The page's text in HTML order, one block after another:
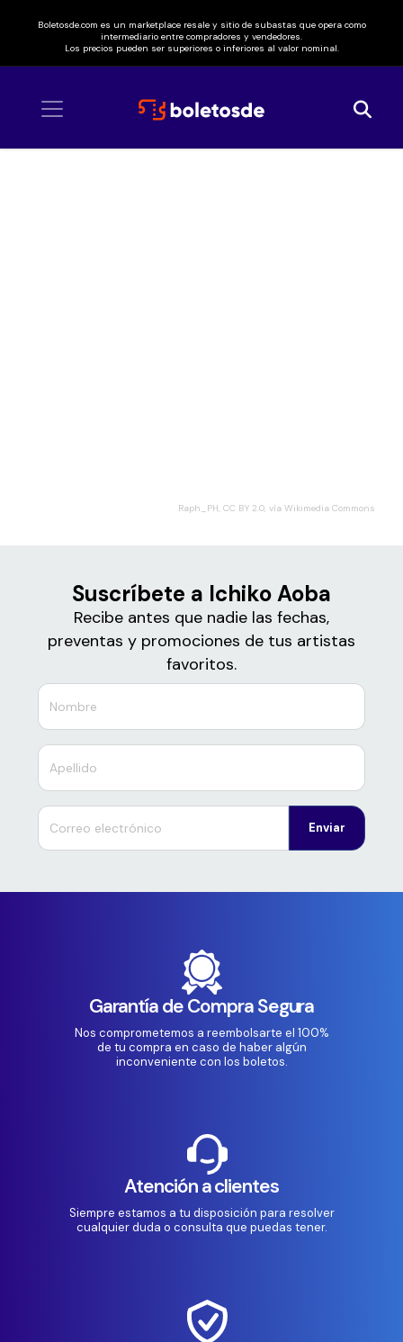
Boletosde.com es un marketplace resale y sitio de subastas que opera como
intermediario entre compradores y vendedores.
Los precios pueden ser superiores o inferiores al valor nominal.
Raph_PH, CC BY 2.0, vía Wikimedia Commons
Suscríbete a Ichiko Aoba
Recibe antes que nadie las fechas,
preventas y promociones de tus artistas
favoritos.
Enviar
Garantía de Compra Segura
Nos comprometemos a reembolsarte el 100%
de tu compra en caso de haber algún
inconveniente con los boletos.
Atención a clientes
Siempre estamos a tu disposición para resolver
cualquier duda o consulta que puedas tener.